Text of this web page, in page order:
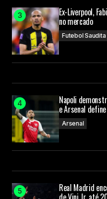
Ex-Liverpool,
no mercado
Futebol Saudita
Napoli
e Arsenal
Arsenal
Real Madrid